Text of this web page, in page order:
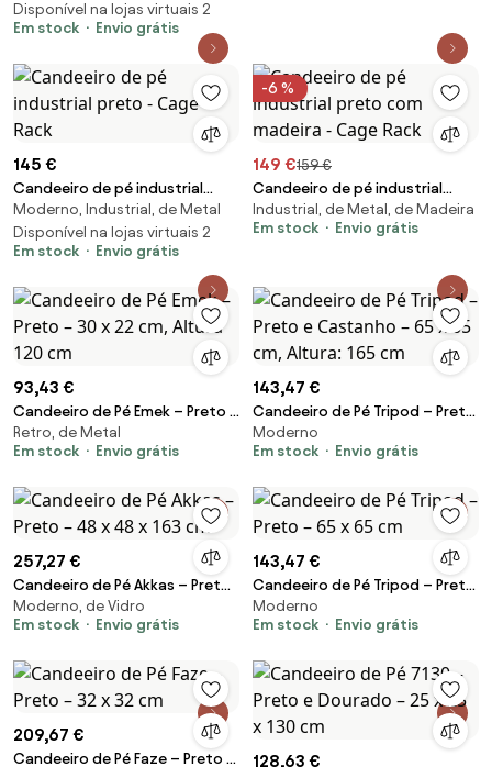
Disponível na lojas virtuais 2
Em stock
Envio grátis
145 €
Candeeiro de pé industrial
preto - Cage Rack
Moderno, Industrial, de Metal
Disponível na lojas virtuais 2
Em stock
Envio grátis
-6 %
149 €159 €
Candeeiro de pé industrial
preto com madeira - Cage
Rack
Industrial, de Metal, de Madeira
Em stock
Envio grátis
93,43 €
Candeeiro de Pé Emek – Preto –
30 x 22 cm, Altura 120 cm
Retro, de Metal
Em stock
Envio grátis
143,47 €
Candeeiro de Pé Tripod – Preto
e Castanho – 65 x 65 cm,
Altura: 165 cm
Moderno
Em stock
Envio grátis
257,27 €
Candeeiro de Pé Akkas – Preto
– 48 x 48 x 163 cm
Moderno, de Vidro
Em stock
Envio grátis
143,47 €
Candeeiro de Pé Tripod – Preto
– 65 x 65 cm
Moderno
Em stock
Envio grátis
209,67 €
Candeeiro de Pé Faze – Preto – 128,63 €